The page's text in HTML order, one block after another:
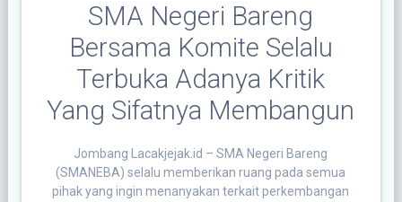
SMA Negeri Bareng
Bersama Komite Selalu
Terbuka Adanya Kritik
Yang Sifatnya Membangun
Jombang Lacakjejak.id – SMA Negeri Bareng
(SMANEBA) selalu memberikan ruang pada semua
pihak yang ingin menanyakan terkait perkembangan